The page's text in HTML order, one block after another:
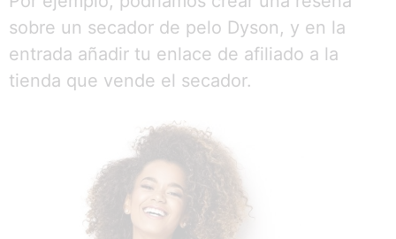
sobre un secador de pelo Dyson, y en la
entrada añadir tu enlace de afiliado a la
tienda que vende el secador.